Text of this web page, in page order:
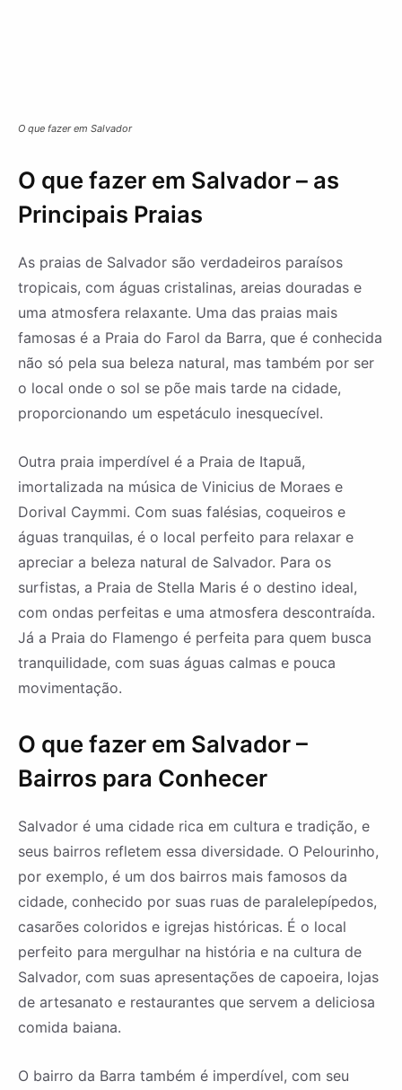
O que fazer em Salvador
O que fazer em Salvador – as
Principais Praias
As praias de Salvador são verdadeiros paraísos
tropicais, com águas cristalinas, areias douradas e
uma atmosfera relaxante. Uma das praias mais
famosas é a Praia do Farol da Barra, que é conhecida
não só pela sua beleza natural, mas também por ser
o local onde o sol se põe mais tarde na cidade,
proporcionando um espetáculo inesquecível.
Outra praia imperdível é a Praia de Itapuã,
imortalizada na música de Vinicius de Moraes e
Dorival Caymmi. Com suas falésias, coqueiros e
águas tranquilas, é o local perfeito para relaxar e
apreciar a beleza natural de Salvador. Para os
surfistas, a Praia de Stella Maris é o destino ideal,
com ondas perfeitas e uma atmosfera descontraída.
Já a Praia do Flamengo é perfeita para quem busca
tranquilidade, com suas águas calmas e pouca
movimentação.
O que fazer em Salvador –
Bairros para Conhecer
Salvador é uma cidade rica em cultura e tradição, e
seus bairros refletem essa diversidade. O Pelourinho,
por exemplo, é um dos bairros mais famosos da
cidade, conhecido por suas ruas de paralelepípedos,
casarões coloridos e igrejas históricas. É o local
perfeito para mergulhar na história e na cultura de
Salvador, com suas apresentações de capoeira, lojas
de artesanato e restaurantes que servem a deliciosa
comida baiana.
O bairro da Barra também é imperdível, com seu